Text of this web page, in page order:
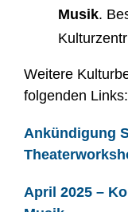
Musik.
Weitere
folgenden Links:
Ankündigung
April 2025 –